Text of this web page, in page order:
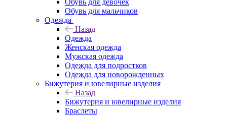
Обувь для девочек
Обувь для мальчиков
Одежда
Назад
Одежда
Женская одежда
Мужская одежда
Одежда для подростков
Одежда для новорожденных
Бижутерия и ювелирные изделия
Назад
Бижутерия и ювелирные изделия
Браслеты